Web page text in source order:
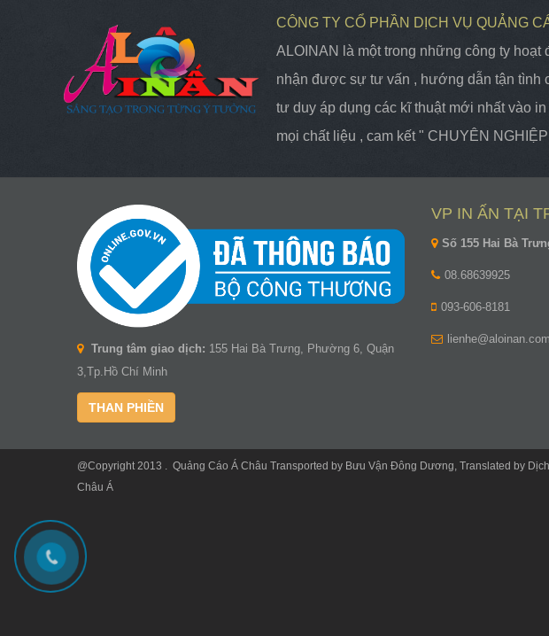
CÔNG TY CỔ PHẦN DỊCH VỤ QUẢNG
ALOINAN là một trong những công ty
nhận được sự tư vấn , hướng dẫn tận tình
tư duy áp dụng các kĩ thuật mới nhất vào
mọi chất liệu , cam kết " CHUYÊN
Trung tâm giao dịch: 155 Hai Bà Trưng, Phường 6, Quận
3,Tp.Hồ Chí Minh
THAN PHIỀN
VP IN ẤN TẠI
Số 155 Hai Bà
08.68639925
093-606-8181
lienhe@aloinan.com
@Copyright 2013 . Quảng Cáo Á Châu Transported by Bưu Vận Đông Dương, Translated by
Châu Á